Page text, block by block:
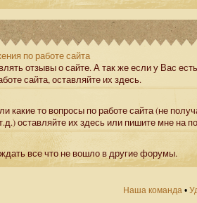
по работе сайта
отзывы о сайте. А так же если у Вас есть
сайта, оставляйте их здесь.
какие то вопросы по работе сайта (не
оставляйте их здесь или пишите мне на
все что не вошло в другие форумы.
Наша команда •